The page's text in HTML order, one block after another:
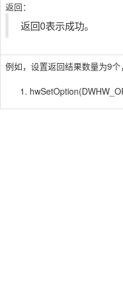
返回：
返回0表示成功。
例如，设置返回结果数量为9个